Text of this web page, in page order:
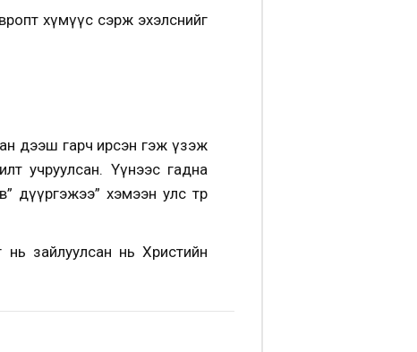
хүмүүс сэрж эхэлснийг
дээш гарч ирсэн гэж үзэж
учруулсан. Үүнээс гадна
дүүргэжээ” хэмээн улс төр
нь зайлуулсан нь Христийн